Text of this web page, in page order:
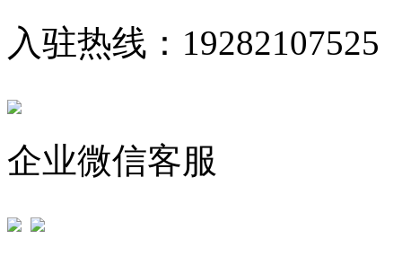
入驻热线：19282107525
企业微信客服